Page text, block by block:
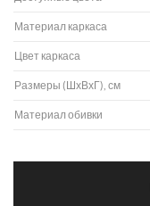
Материал каркаса
Цвет каркаса
Размеры (ШхВхГ), см
Материал обивки